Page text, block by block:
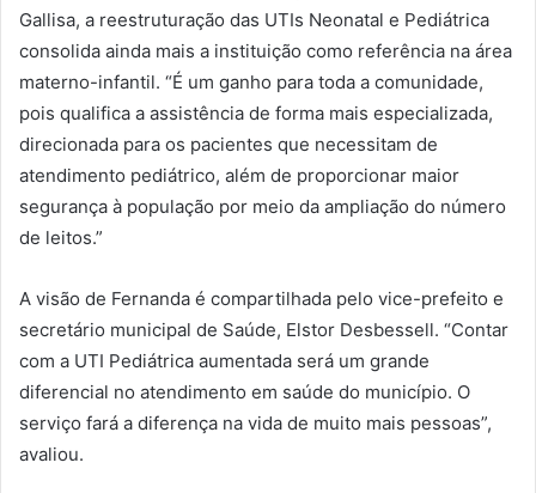
Gallisa, a reestruturação das UTIs Neonatal e Pediátrica
consolida ainda mais a instituição como referência na área
materno-infantil. “É um ganho para toda a comunidade,
pois qualifica a assistência de forma mais especializada,
direcionada para os pacientes que necessitam de
atendimento pediátrico, além de proporcionar maior
segurança à população por meio da ampliação do número
de leitos.”
A visão de Fernanda é compartilhada pelo vice-prefeito e
secretário municipal de Saúde, Elstor Desbessell. “Contar
com a UTI Pediátrica aumentada será um grande
diferencial no atendimento em saúde do município. O
serviço fará a diferença na vida de muito mais pessoas”,
avaliou.